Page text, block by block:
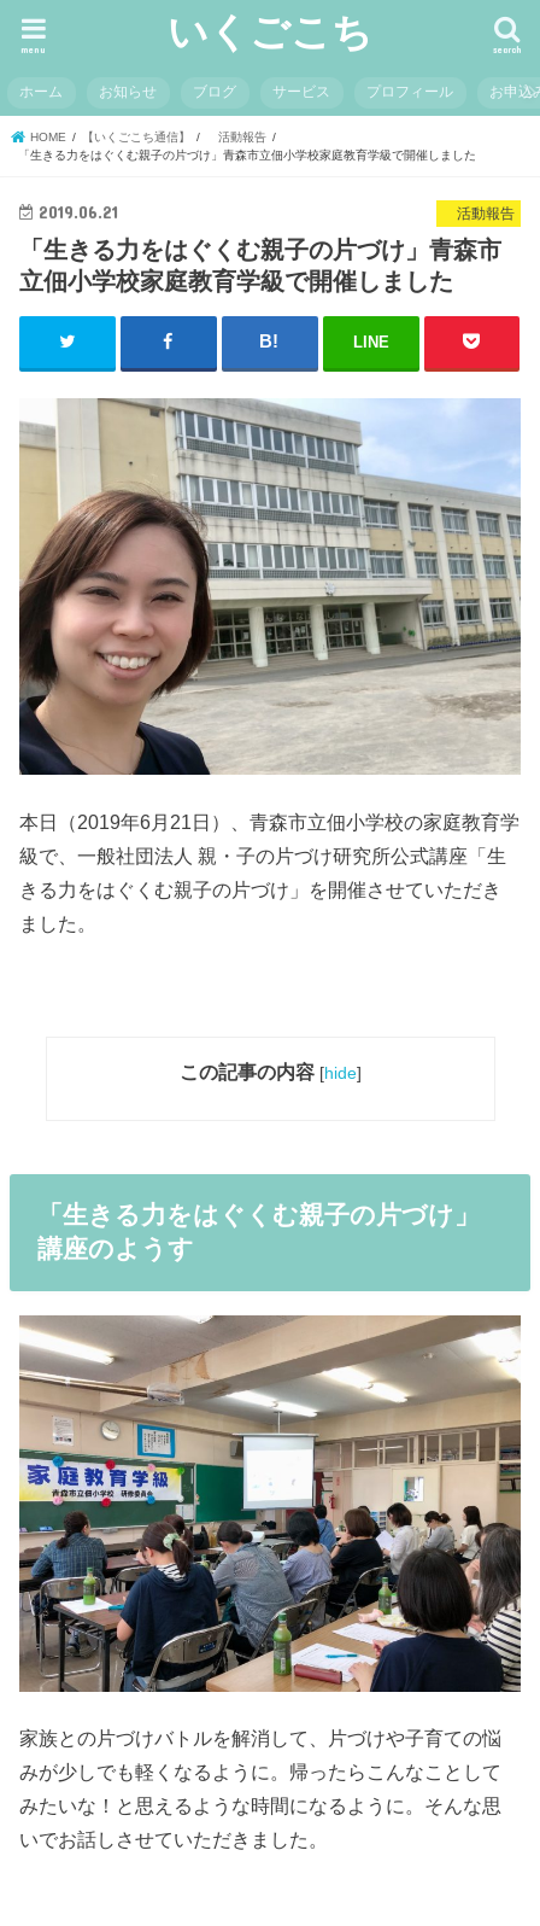
いくごこち search
menu
ホーム お知らせ ブログ サービス プロフィール お申込
HOME 【いくごこち通信】
活動報告
「生きる力をはぐくむ親子の片づけ」青森市立佃小学校家庭教育学級で開催しました
活動報告
2019.06.21
「生きる力をはぐくむ親子の片づけ」青森市
立佃小学校家庭教育学級で開催しました
LINE
本日（2019年6月21日）、青森市立佃小学校の家庭教育学
級で、一般社団法人 親・子の片づけ研究所公式講座「生
きる力をはぐくむ親子の片づけ」を開催させていただき
ました。
この記事の内容 [hide]
「生きる力をはぐくむ親子の片づけ」
講座のようす
家族との片づけバトルを解消して、片づけや子育ての悩
みが少しでも軽くなるように。帰ったらこんなことして
みたいな！と思えるような時間になるように。そんな思
いでお話しさせていただきました。